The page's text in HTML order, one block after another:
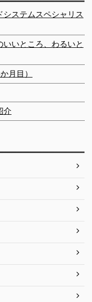
ステムスペシャリス
いところ、わるいと
月目）
介